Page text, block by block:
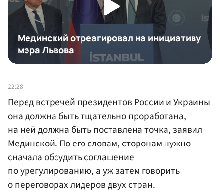
22:28
Перед встречей президентов России и Украины
она должна быть тщательно проработана,
на ней должна быть поставлена точка, заявил
Мединской. По его словам, сторонам нужно
сначала обсудить соглашение
по урегулированию, а уж затем говорить
о переговорах лидеров двух стран.